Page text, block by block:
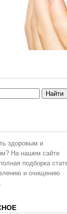
здоровым и
На нашем сайте
подборка
и очищению